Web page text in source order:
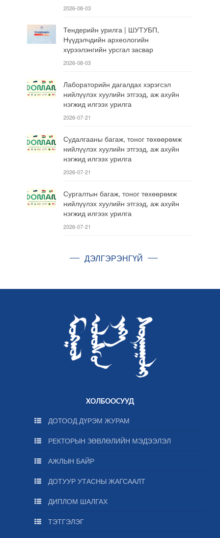
2026-08-03
Тендерийн урилга | ШУТУБП,
Нүүдэлчдийн археологийн
хүрээлэнгийн урсгал засвар
2026-08-03
Лабораторийн дагалдах хэрэгсэл
нийлүүлэх хуулийн этгээд, аж ахуйн
нэгжид илгээх урилга
2026-07-21
Судалгааны багаж, тоног төхөөрөмж
нийлүүлэх хуулийн этгээд, аж ахуйн
нэгжид илгээх урилга
2026-07-21
Сургалтын багаж, тоног төхөөрөмж
нийлүүлэх хуулийн этгээд, аж ахуйн
нэгжид илгээх урилга
2026-07-21
ДЭЛГЭРЭНГҮЙ
ХОЛБООСУУД
ДОТООД ДҮРЭМ ЖУРАМ
РЕКТОРЫН ЗӨВЛӨЛИЙН МЭДЭЭЛЭЛ
АЖЛЫН БАЙР
ДОТУУР УТАСНЫ ЖАГСААЛТ
ДИПЛОМ ШАЛГАХ
ТЭТГЭЛЭГ